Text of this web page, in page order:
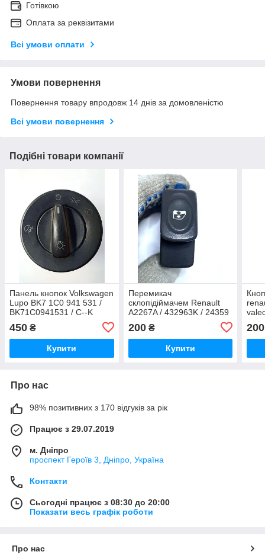
Готівкою
Оплата за реквізитами
Всі умови оплати
Умови повернення
Повернення товару впродовж 14 днів за домовленістю
Всі умови повернення
Подібні товари компанії
Панель кнопок Volkswagen
Lupo BK7 1C0 941 531 /
BK71C0941531 / C--K
450 ₴
Купити
Перемикач
склопідіймачем Renault
A2267A / 432963K / 24359
200₴
Купити
200
Про нас
98% позитивних з 170 відгуків за рік
Працює з 29.07.2019
м. Дніпро
проспект Героїв 3, Дніпро, Україна
Контакти
Сьогодні працює з 08:30 до 20:00
Показати весь графік роботи
Про нас